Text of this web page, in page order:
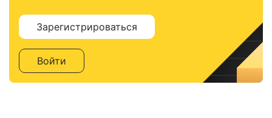
Зарегистрироваться
Войти